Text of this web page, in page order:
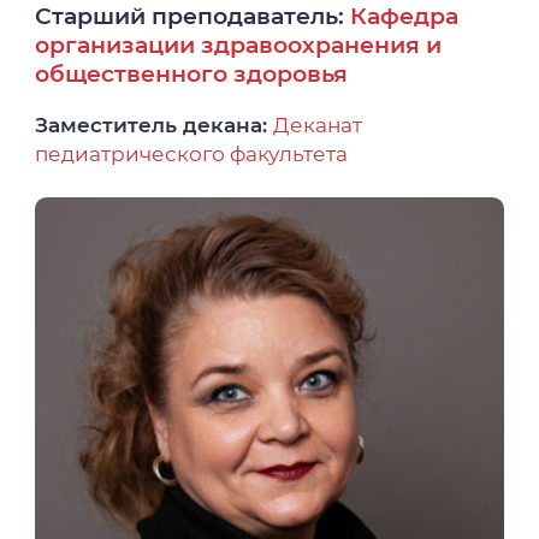
Старший преподаватель: Кафедра
организации здравоохранения и
общественного здоровья
Заместитель декана:Деканат
педиатрического факультета